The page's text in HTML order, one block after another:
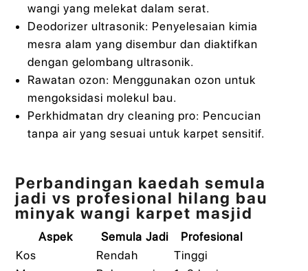
wangi yang melekat dalam serat.
Deodorizer ultrasonik: Penyelesaian kimia
mesra alam yang disembur dan diaktifkan
dengan gelombang ultrasonik.
Rawatan ozon: Menggunakan ozon untuk
mengoksidasi molekul bau.
Perkhidmatan dry cleaning pro: Pencucian
tanpa air yang sesuai untuk karpet sensitif.
Perbandingan kaedah semula
jadi vs profesional hilang bau
minyak wangi karpet masjid
Aspek Semula Jadi
Profesional
Kos
Rendah
Tinggi